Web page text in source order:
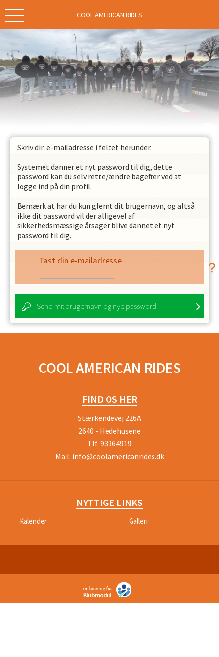
COOL AMERICAN RIDES
Skriv din e-mailadresse i feltet herunder.
Systemet danner et nyt password til dig, dette
password kan du selv rette/ændre bagefter ved at
logge ind på din profil.
Bemærk at har du kun glemt dit brugernavn, og altså
ikke dit password vil der alligevel af
sikkerhedsmæssige årsager blive dannet et nyt
password til dig.
Tast din e-mailadresse
Send mit brugernavn og nye password
COOL AMERICAN RIDES
FIND OS HER
Stærkendevej 226A
2640 - Hedehusene
Tlf. 93964919
Mail: info@coolamericanrides.dk
NYTTIGE LINKS
Kalender Galleri